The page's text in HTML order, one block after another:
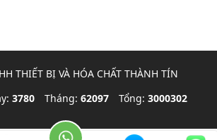
THIẾT BỊ VÀ HÓA CHẤT THÀNH TÍN
3780 Tháng: 62097 Tổng: 3000302